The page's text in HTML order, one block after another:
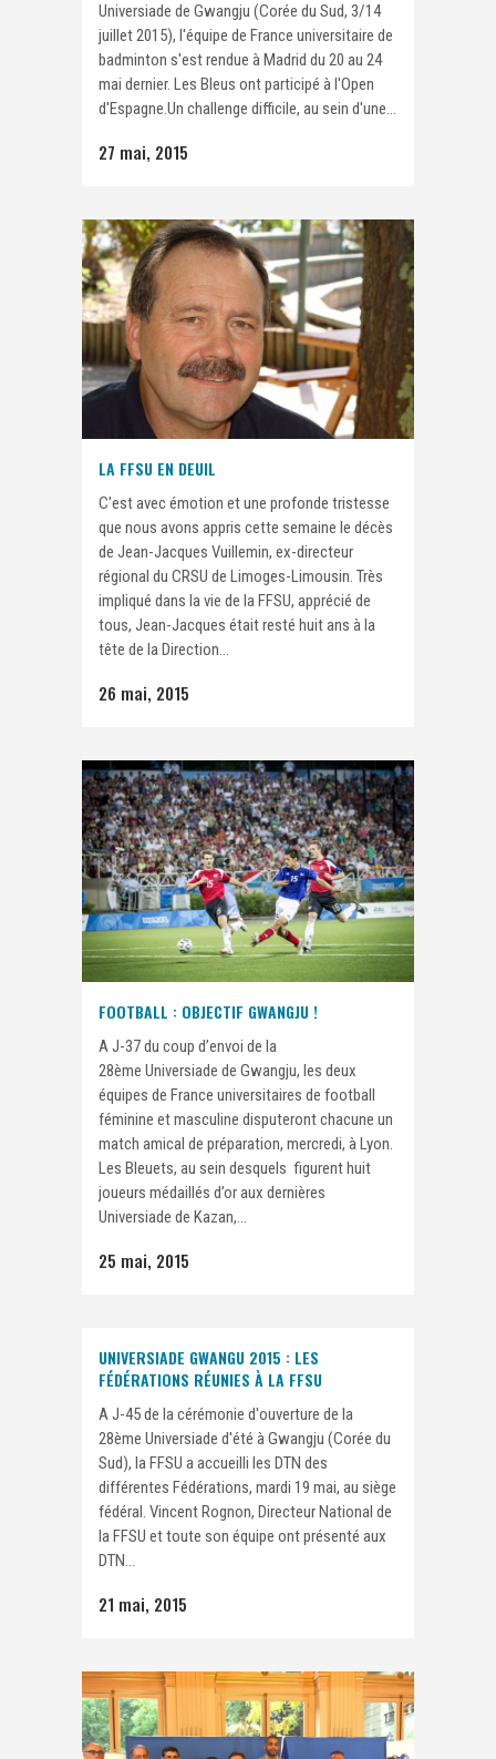
Universiade de Gwangju (Corée du Sud, 3/14
juillet 2015), l'équipe de France universitaire de
badminton s'est rendue à Madrid du 20 au 24
mai dernier. Les Bleus ont participé à l'Open
d'Espagne.Un challenge difficile, au sein d'une...
27 mai, 2015
LA FFSU EN DEUIL
C'est avec émotion et une profonde tristesse
que nous avons appris cette semaine le décès
de Jean-Jacques Vuillemin, ex-directeur
régional du CRSU de Limoges-Limousin. Très
impliqué dans la vie de la FFSU, apprécié de
tous, Jean-Jacques était resté huit ans à la
tête de la Direction...
26 mai, 2015
FOOTBALL : OBJECTIF GWANGJU !
A J-37 du coup d’envoi de la
28ème Universiade de Gwangju, les deux
équipes de France universitaires de football
féminine et masculine disputeront chacune un
match amical de préparation, mercredi, à Lyon.
Les Bleuets, au sein desquels figurent huit
joueurs médaillés d’or aux dernières
Universiade de Kazan,...
25 mai, 2015
UNIVERSIADE GWANGU 2015 : LES
FÉDÉRATIONS RÉUNIES À LA FFSU
A J-45 de la cérémonie d'ouverture de la
28ème Universiade d'été à Gwangju (Corée du
Sud), la FFSU a accueilli les DTN des
différentes Fédérations, mardi 19 mai, au siège
fédéral. Vincent Rognon, Directeur National de
la FFSU et toute son équipe ont présenté aux
DTN...
21 mai, 2015